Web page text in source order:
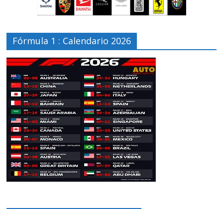
Fórmula 1 : Calendario 2026